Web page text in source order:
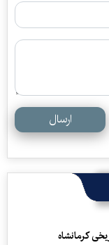
ارسال
کرمانشاه